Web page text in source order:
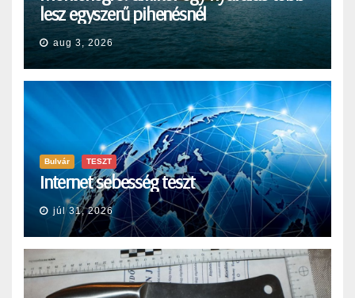
lesz egyszerű pihenésnél
aug 3, 2026
Bulvár TESZT
Internet sebesség teszt
júl 31, 2026